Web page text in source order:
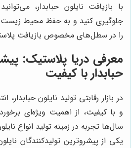
با بازیافت نایلون حبابدار،
جلوگیری کنید و به حفظ محیط زیست
را در سطل‌های مخصوص بازیافت
معرفیدریا پلاستیک:
حبابدار با کیفیت
در بازار رقابتی تولید نایلون
و با کیفیت، از اهمیت ویژه‌ای
سال‌ها تجربه در زمینه تولید انواع
یکی از پیشروترین تولیدکنندگان